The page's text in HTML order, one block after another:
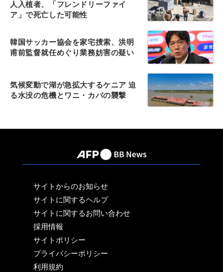
人入植者、「フレンドリーファイ
ア」で死亡した可能性
韓国サッカー協会を家宅捜索、洪明
甫前監督就任めぐり業務妨害の疑い
気候変動で湖が急拡大するケニア 迫
る水没の危機とワニ・カバの襲撃
サイトからのお知らせ
サイトに関するヘルプ
サイトに関するお問い合わせ
採用情報
サイトポリシー
プライバシーポリシー
利用規約